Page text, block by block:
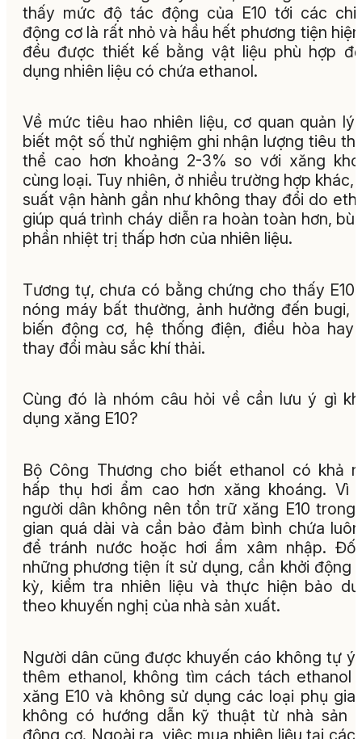
thấy mức độ tác động của E10 tới các
động cơ là rất nhỏ và hầu hết phương tiện
đều được thiết kế bằng vật liệu phù hợp
dụng nhiên liệu có chứa ethanol.
Về mức tiêu hao nhiên liệu, cơ quan quản lý
biết một số thử nghiệm ghi nhận lượng tiêu
thể cao hơn khoảng 2-3% so với xăng
cùng loại. Tuy nhiên, ở nhiều trường hợp khác,
suất vận hành gần như không thay đổi do
giúp quá trình cháy diễn ra hoàn toàn hơn, bù
phần nhiệt trị thấp hơn của nhiên liệu.
Tương tự, chưa có bằng chứng cho thấy E10
nóng máy bất thường, ảnh hưởng đến bugi,
biến động cơ, hệ thống điện, điều hòa hay
thay đổi màu sắc khí thải.
Cùng đó là nhóm câu hỏi về cần lưu ý gì
dụng xăng E10?
Bộ Công Thương cho biết ethanol có khả
hấp thụ hơi ẩm cao hơn xăng khoáng. Vì
người dân không nên tồn trữ xăng E10 trong
gian quá dài và cần bảo đảm bình chứa
để tránh nước hoặc hơi ẩm xâm nhập.
những phương tiện ít sử dụng, cần khởi động
kỳ, kiểm tra nhiên liệu và thực hiện bảo
theo khuyến nghị của nhà sản xuất.
Người dân cũng được khuyến cáo không tự ý
thêm ethanol, không tìm cách tách ethanol
xăng E10 và không sử dụng các loại phụ gia
không có hướng dẫn kỹ thuật từ nhà sản
động cơ. Ngoài ra, việc mua nhiên liệu tại các